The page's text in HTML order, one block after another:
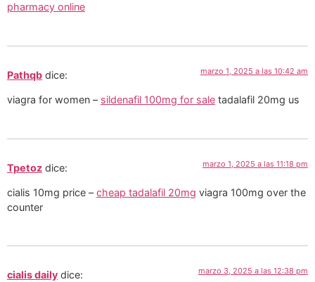
pharmacy online
Pathqb dice: marzo 1, 2025 a las 10:42 am
viagra for women – sildenafil 100mg for sale tadalafil 20mg us
Tpetoz dice: marzo 1, 2025 a las 11:18 pm
cialis 10mg price –cheap tadalafil 20mg viagra 100mg over the
counter
cialis daily dice: marzo 3, 2025 a las 12:38 pm